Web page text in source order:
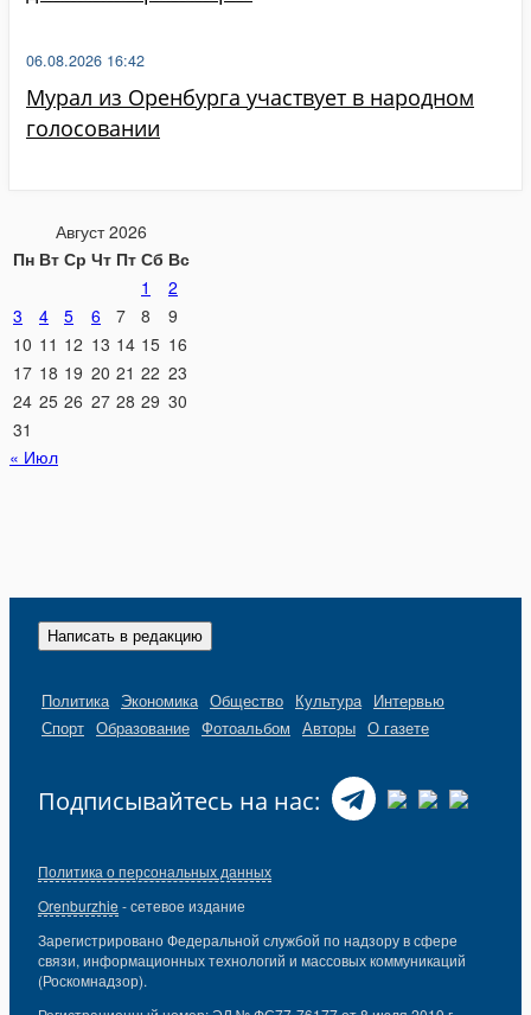
Мурал из Оренбурга участвует в народном
голосовании
06.08.2026 16:42
Август 2026
Пн Вт Ср Чт Пт Сб Вс
1
2
3
4 5 6 7 8
9
10 11 12 13 14 15 16
17 18 19 20 21 22 23
24 25 26 27 28 29 30
31
« Июл
Написать в редакцию
Политика Экономика Общество Культура Интервью
Спорт Образование Фотоальбом Авторы О газете
Подписывайтесь на нас:
Политика о персональных данных
Orenburzhie - сетевое издание
Зарегистрировано Федеральной службой по надзору в сфере
связи, информационных технологий и массовых коммуникаций
(Роскомнадзор).